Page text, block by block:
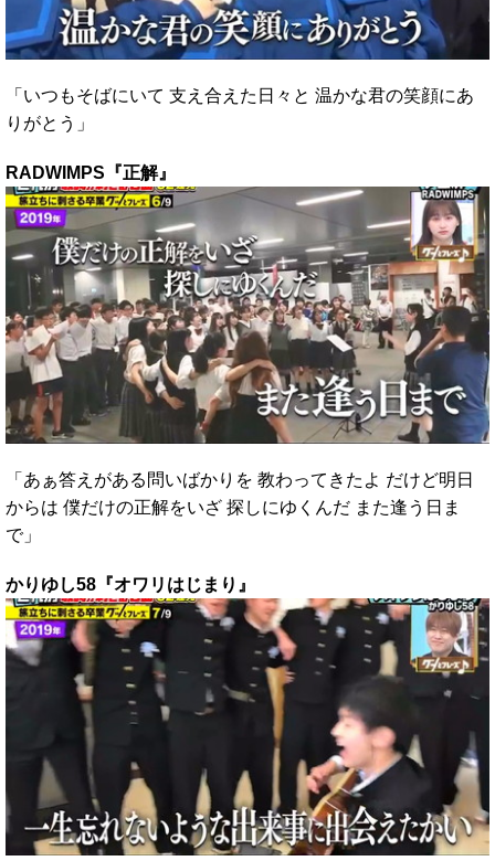
「いつもそばにいて 支え合えた日々と 温かな君の笑顔にあ
りがとう」
RADWIMPS『正解』
「あぁ答えがある問いばかりを 教わってきたよ だけど明日
からは 僕だけの正解をいざ 探しにゆくんだ また逢う日ま
で」
かりゆし58『オワリはじまり』